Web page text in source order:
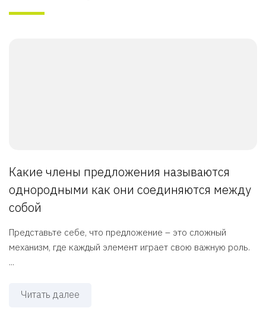
Какие члены предложения называются
однородными как они соединяются между
собой
Представьте себе, что предложение – это сложный
механизм, где каждый элемент играет свою важную роль.
...
Читать далее